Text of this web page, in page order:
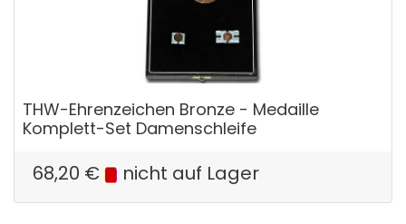
THW-Ehrenzeichen Bronze - Medaille
Komplett-Set Damenschleife
68,20 € nicht auf Lager